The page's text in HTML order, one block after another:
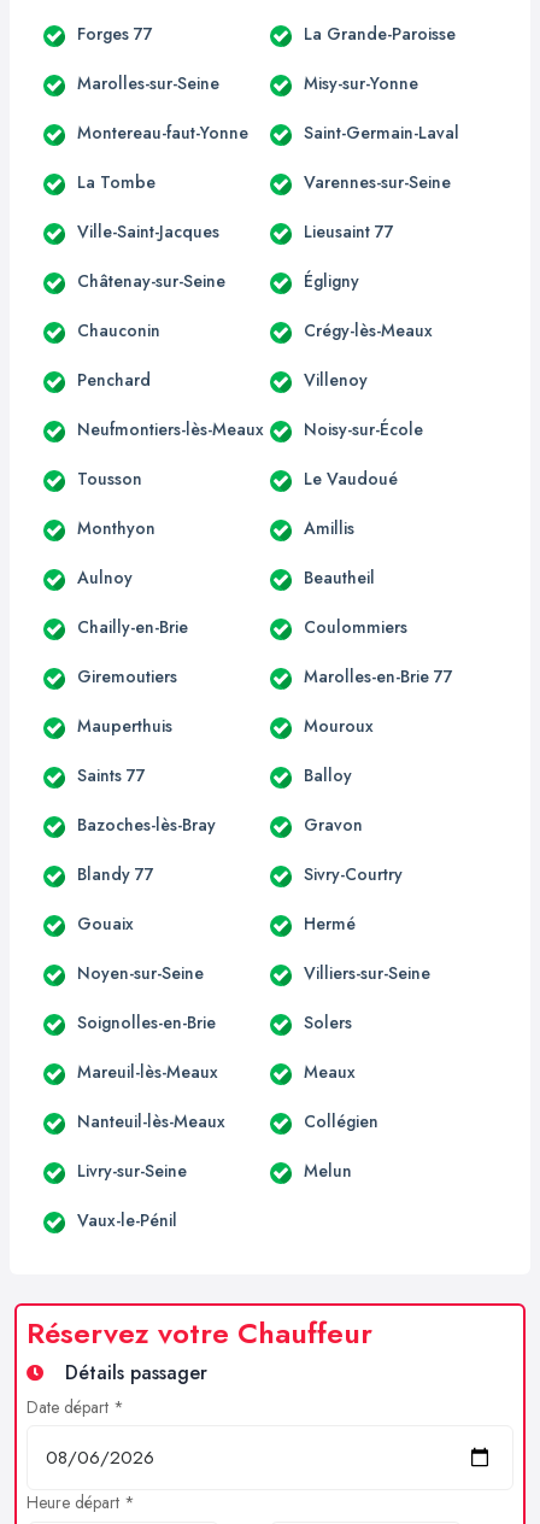
Forges 77 La Grande-Paroisse
Marolles-sur-Seine Misy-sur-Yonne
Montereau-faut-Yonne Saint-Germain-Laval
La Tombe Varennes-sur-Seine
Ville-Saint-Jacques Lieusaint 77
Châtenay-sur-Seine Égligny
Chauconin Crégy-lès-Meaux
Penchard Villenoy
Neufmontiers-lès-Meaux Noisy-sur-École
Tousson Le Vaudoué
Monthyon Amillis
Aulnoy Beautheil
Chailly-en-Brie Coulommiers
Giremoutiers Marolles-en-Brie 77
Mauperthuis Mouroux
Saints 77 Balloy
Bazoches-lès-Bray Gravon
Blandy 77 Sivry-Courtry
Gouaix Hermé
Noyen-sur-Seine Villiers-sur-Seine
Soignolles-en-Brie Solers
Mareuil-lès-Meaux Meaux
Nanteuil-lès-Meaux Collégien
Livry-sur-Seine Melun
Vaux-le-Pénil
Réservez votre Chauffeur
Détails passager
Date départ *
Heure départ *